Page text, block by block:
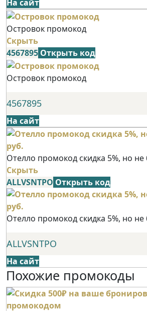
На сайт
Островок промокод
Скрыть
4567895 Открыть код
Островок промокод
4567895
На сайт
Отелло промокод скидка 5%, но не
Скрыть
ALLVSNTPO Открыть код
Отелло промокод скидка 5%, но не
ALLVSNTPO
На сайт
Похожие промокоды